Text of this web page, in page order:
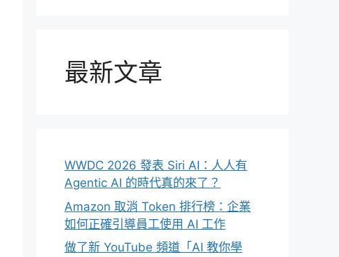
最新文章
WWDC 2026 發表 Siri AI：人人有
Agentic AI 的時代真的來了？
Amazon 取消 Token 排行榜：企業
如何正確引導員工使用 AI 工作
做了新 YouTube 頻道「AI 教你學